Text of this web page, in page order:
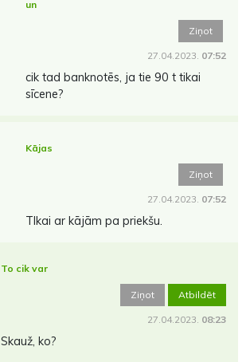
un
Ziņot
27.04.2023. 07:52
cik tad banknotēs, ja tie 90 t tikai
sīcene?
Kājas
Ziņot
27.04.2023. 07:52
TIkai ar kājām pa priekšu.
To cik var
Ziņot Atbildēt
27.04.2023. 08:23
Skauž, ko?